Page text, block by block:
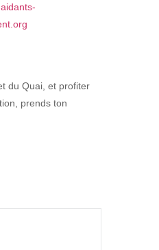
du Quai, et profiter
prends ton